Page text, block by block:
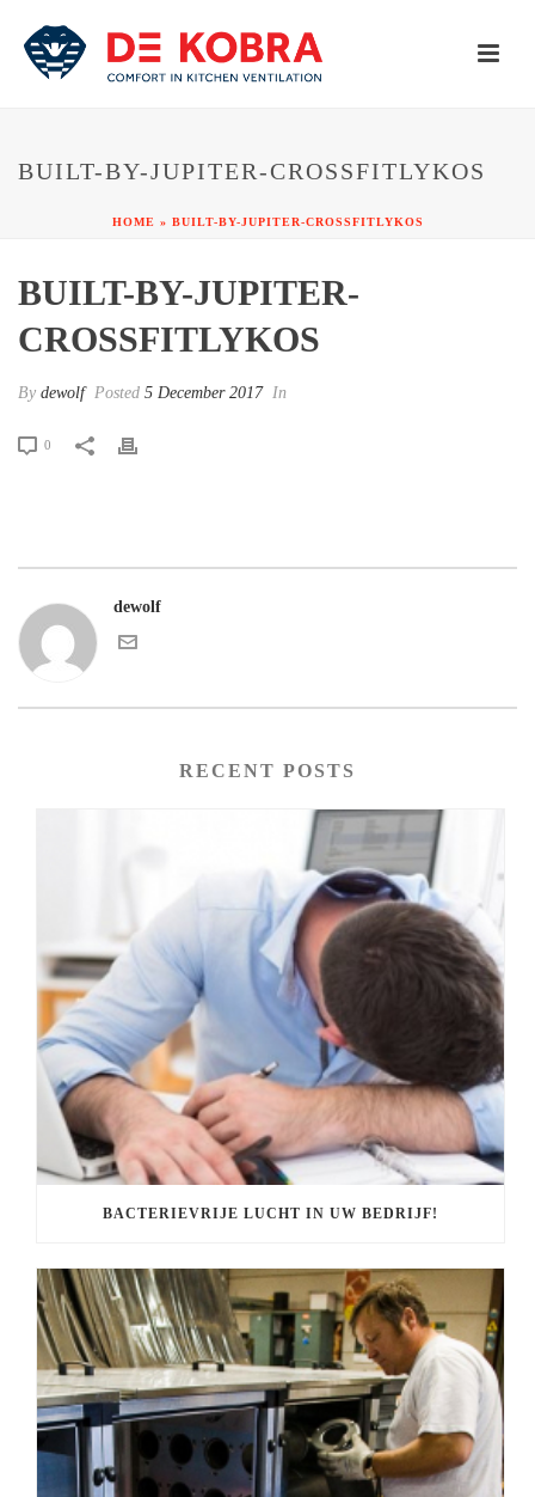
BUILT-BY-JUPITER-CROSSFITLYKOS
HOME » BUILT-BY-JUPITER-CROSSFITLYKOS
BUILT-BY-JUPITER-
CROSSFITLYKOS
By dewolf Posted 5 December 2017 In
0
dewolf
RECENT POSTS
BACTERIEVRIJE LUCHT IN UW BEDRIJF!